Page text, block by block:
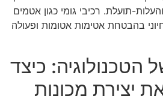
תועלת. רכיבי גומי כגון אטמים
בהבטחת אטימות אטומות ופעולה
הטכנולוגיה: כיצד
יצירת מכונות